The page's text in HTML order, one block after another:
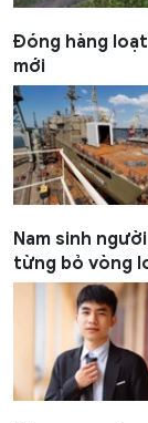
Đóng hàng loạt
mới
Nam sinh
từng bỏ vòng